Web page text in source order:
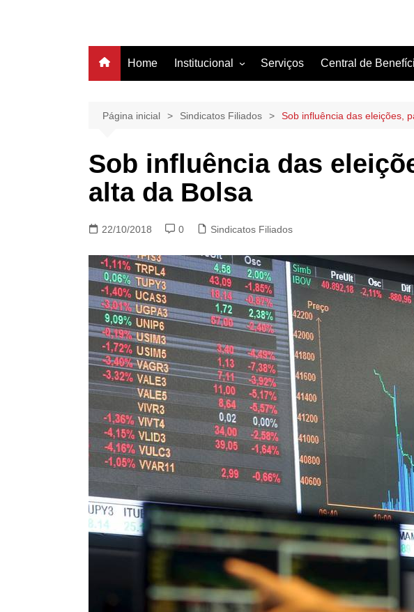
Home Institucional
Estrutura
Diretoria
Serviços Central de
Página inicial Sindicatos Filiados Sob influência das eleições,
Sob influência das
alta da Bolsa
22/10/2018 0 Sindicatos Filiados